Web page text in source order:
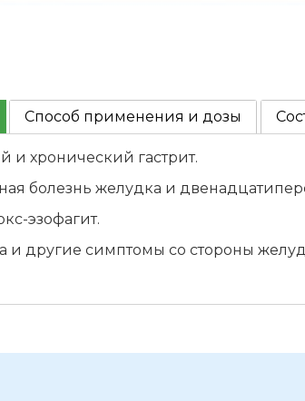
Способ применения и дозы
хронический гастрит.
болезнь желудка и
эзофагит.
другие симптомы со стороны